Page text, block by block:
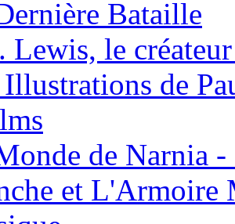
Bataille
Lewis, le
de
de Narnia
et L'Armoire